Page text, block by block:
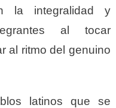
la integralidad y
al tocar
al ritmo del genuino
latinos que se